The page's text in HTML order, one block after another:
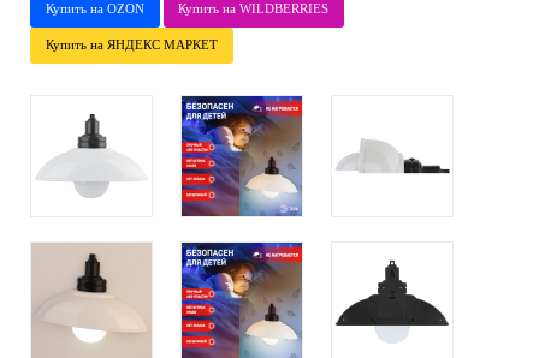
Купить на OZON Купить на WILDBERRIES
Купить на ЯНДЕКС МАРКЕТ